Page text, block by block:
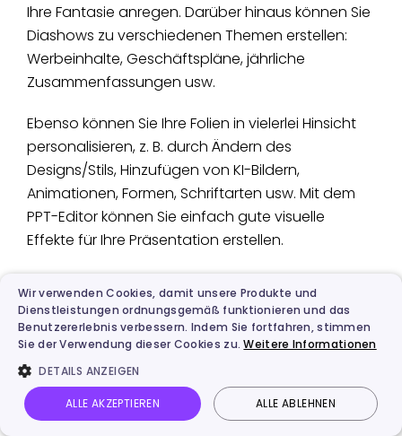
Ihre Fantasie anregen. Darüber hinaus können Sie
Diashows zu verschiedenen Themen erstellen:
Werbeinhalte, Geschäftspläne, jährliche
Zusammenfassungen usw.
Ebenso können Sie Ihre Folien in vielerlei Hinsicht
personalisieren, z. B. durch Ändern des
Designs/Stils, Hinzufügen von KI-Bildern,
Animationen, Formen, Schriftarten usw. Mit dem
PPT-Editor können Sie einfach gute visuelle
Effekte für Ihre Präsentation erstellen.
Wir verwenden Cookies, damit unsere Produkte und
Dienstleistungen ordnungsgemäß funktionieren und das
Benutzererlebnis verbessern. Indem Sie fortfahren, stimmen
Sie der Verwendung dieser Cookies zu.Weitere Informationen
DETAILS ANZEIGEN
ALLE AKZEPTIEREN ALLE ABLEHNEN